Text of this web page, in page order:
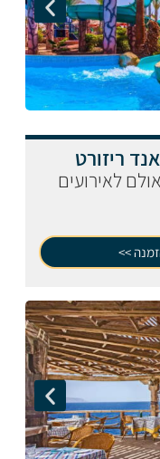
ריזורט
לאירועים
>>